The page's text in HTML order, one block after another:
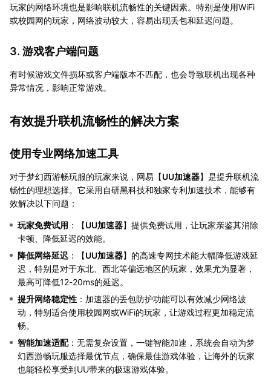
玩家的网络环境也是影响联机流畅性的关键因素。特别是使用WiFi
或校园网的玩家，网络波动较大，容易出现丢包和延迟问题。
3. 游戏客户端问题
有时候游戏文件损坏或客户端版本不匹配，也会导致联机出现各种
异常情况，影响正常游戏。
有效提升联机流畅性的解决方案
使用专业网络加速工具
对于梦幻西游畅玩服的玩家来说，网易【UU加速器】是提升联机流
畅性的理想选择。它采用自研黑科技和独家专利加速技术，能够有
效解决以下问题：
玩家免费试用 ：【UU加速器】提供免费试用，让玩家亲鉴其消除
卡顿、降低延迟的效能。
降低网络延迟 ：【UU加速器】的高速专网技术能大幅降低游戏延
迟，特别是对于东北、西北等偏远地区的玩家，效果尤为显著，
最高可降低12-20ms的延迟。
提升网络稳定性 ：加速器的丢包防护功能可以有效减少网络波
动，特别适合使用校园网或WiFi的玩家，让游戏过程更加稳定流
畅。
智能加速适配：无需复杂设置，一键智能加速，系统会自动为梦
幻西游畅玩服选择最优节点，确保最佳游戏体验，让海外的玩家
也能轻松享受到UU带来的极速游戏体验。